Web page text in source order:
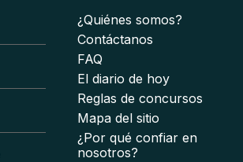
¿Quiénes somos?
Contáctanos
FAQ
El diario de hoy
Reglas de concursos
Mapa del sitio
¿Por qué confiar en
nosotros?